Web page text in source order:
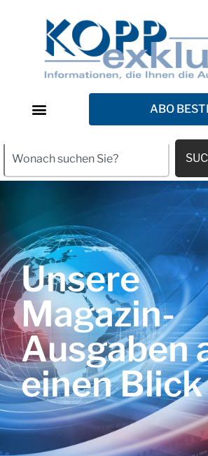
ABO
Unsere
Magazin-
Ausgaben
einen Blick